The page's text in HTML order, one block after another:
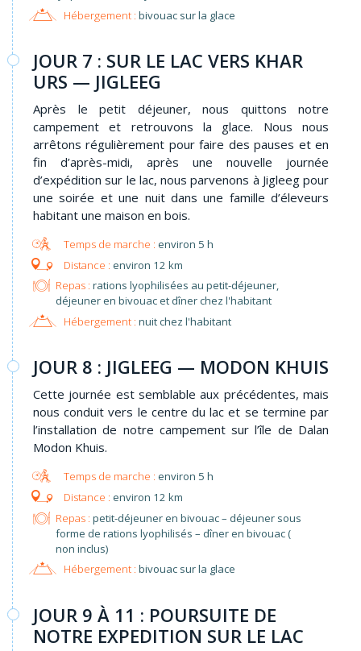
Hébergement : bivouac sur la glace
JOUR 7 : SUR LE LAC VERS KHAR
URS — JIGLEEG
Après le petit déjeuner, nous quittons notre
campement et retrouvons la glace. Nous nous
arrêtons régulièrement pour faire des pauses et en
fin d’après-midi, après une nouvelle journée
d’expédition sur le lac, nous parvenons à Jigleeg pour
une soirée et une nuit dans une famille d’éleveurs
habitant une maison en bois.
environ 5 h
environ 12 km
Repas : rations lyophilisées au petit-déjeuner,
déjeuner en bivouac et dîner chez l'habitant
Hébergement : nuit chez l'habitant
JOUR 8 : JIGLEEG — MODON KHUIS
Cette journée est semblable aux précédentes, mais
nous conduit vers le centre du lac et se termine par
l’installation de notre campement sur l’île de Dalan
Modon Khuis.
environ 5 h
environ 12 km
Repas : petit-déjeuner en bivouac – déjeuner sous
forme de rations lyophilisés – dîner en bivouac (
non inclus)
Hébergement : bivouac sur la glace
JOUR 9 À 11 : POURSUITE DE
NOTRE EXPEDITION SUR LE LAC